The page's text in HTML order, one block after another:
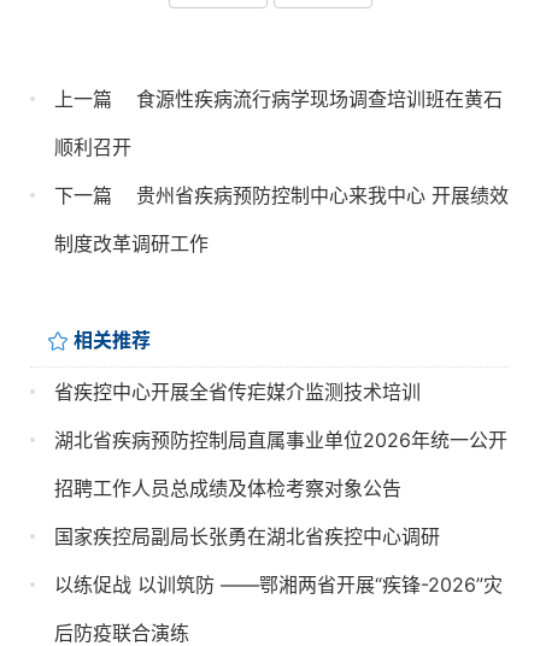
上一篇
食源性疾病流行病学现场调查培训班在黄石
顺利召开
下一篇
贵州省疾病预防控制中心来我中心 开展绩效
制度改革调研工作
相关推荐
省疾控中心开展全省传疟媒介监测技术培训
湖北省疾病预防控制局直属事业单位2026年统一公开
招聘工作人员总成绩及体检考察对象公告
国家疾控局副局长张勇在湖北省疾控中心调研
以练促战 以训筑防 ——鄂湘两省开展“疾锋-2026”灾
后防疫联合演练